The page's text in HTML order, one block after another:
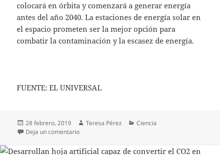
colocará en órbita y comenzará a generar energía
antes del año 2040. La estaciones de energía solar en
el espacio prometen ser la mejor opción para
combatir la contaminación y la escasez de energía.
FUENTE: EL UNIVERSAL
Publicado
el
28 febrero, 2019 Autor
Teresa Pérez Categorías
Ciencia
Deja un comentarioen Construirán central de energía solar en el